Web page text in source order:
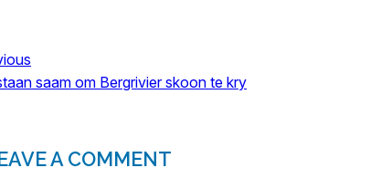
saam om Bergrivier skoon te kry
A COMMENT